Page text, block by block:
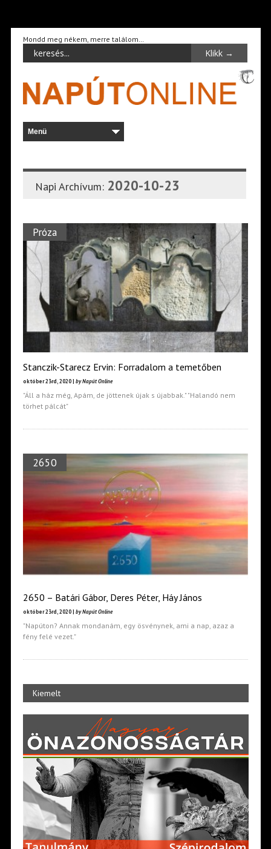
Mondd meg nékem, merre találom…
Napi Archívum: 2020-10-23
Próza
Stanczik-Starecz Ervin: Forradalom a temetőben
október 23rd, 2020 | by Napút Online
"Áll a ház még, Apám, de jöttenek újak s újabbak." "Halandó nem
törhet pálcát"
2650
2650 – Batári Gábor, Deres Péter, Háy János
október 23rd, 2020 | by Napút Online
"Napúton? Annak mondanám, egy ösvénynek, ami a nap, azaz a
fény felé vezet."
Kiemelt